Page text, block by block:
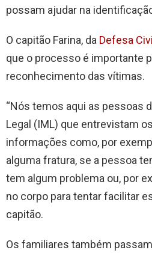
possam ajudar na
O capitão Farina, da Defesa
que o processo é importante
reconhecimento das vítimas.
“Nós temos aqui as pessoas
Legal (IML) que entrevistam
informações como, por
alguma fratura, se a pessoa
tem algum problema ou, por
no corpo para tentar facilitar
capitão.
Os familiares também